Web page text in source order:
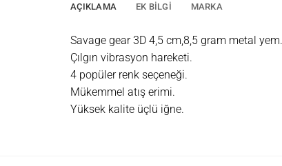
AÇIKLAMA EK BILGI MARKA
Savage gear 3D 4,5 cm,8,5 gram metal yem.
Çılgın vibrasyon hareketi.
4 popüler renk seçeneği.
Mükemmel atış erimi.
Yüksek kalite üçlü iğne.